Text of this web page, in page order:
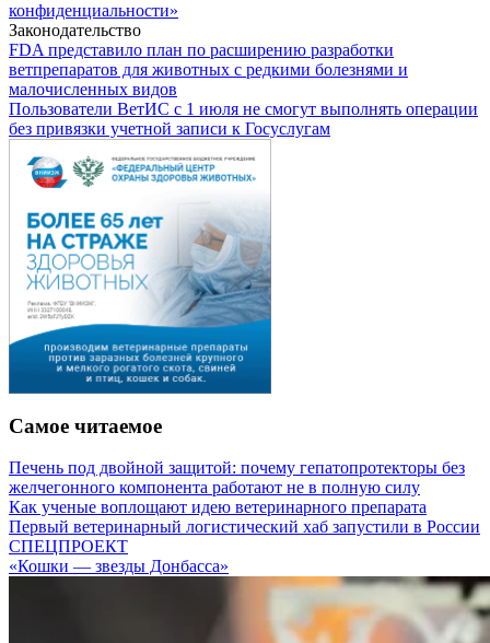
конфиденциальности»
Законодательство
FDA представило план по расширению разработки
ветпрепаратов для животных с редкими болезнями и
малочисленных видов
Пользователи ВетИС с 1 июля не смогут выполнять операции
без привязки учетной записи к Госуслугам
Самое читаемое
Печень под двойной защитой: почему гепатопротекторы без
желчегонного компонента работают не в полную силу
Как ученые воплощают идею ветеринарного препарата
Первый ветеринарный логистический хаб запустили в России
СПЕЦПРОЕКТ
«Кошки — звезды Донбасса»